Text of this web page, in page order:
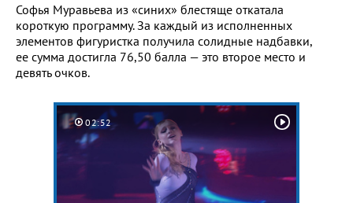
Софья Муравьева из «синих» блестяще откатала
короткую программу. За каждый из исполненных
элементов фигуристка получила солидные надбавки,
ее сумма достигла 76,50 балла — это второе место и
девять очков.
02:52